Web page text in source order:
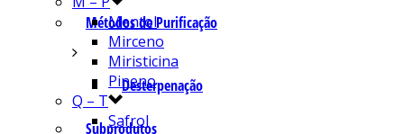
Métodos de Purificação
Desterpenação
Subprodutos
Mentol
Mirceno
Miristicina
Pineno
Q – T
Safrol